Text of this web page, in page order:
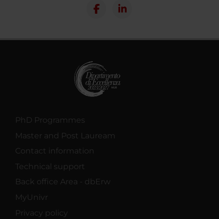
PhD Programmes
Master and Post Lauream
Contact information
Technical support
Back office Area - dbErw
MyUnivr
Privacy policy